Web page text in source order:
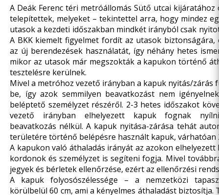
A Deák Ferenc téri metróállomás Sütő utcai
telepítettek, melyeket – tekintettel arra, hogy mindez
utasok a kezdeti időszakban mindkét irányból csak
A BKK kiemelt figyelmet fordít az utasok
az új berendezések használatát, így néhány hetes
mikor az utasok már megszokták a kapukon történő
tesztelésre kerülnek.
Mivel a metróhoz vezető irányban a kapuk nyitás/zárás
be, így azok semmilyen beavatkozást nem
beléptető személyzet részéről. 2-3 hetes időszakot
vezető irányban elhelyezett kapuk fognak
beavatkozás nélkül. A kapuk nyitása-zárása tehát
területére történő belépésre használt kapuk, várhatóan
A kapukon való áthaladás irányát az azokon
kordonok és személyzet is segíteni fogja. Mivel
jegyek és bérletek ellenőrzése, ezért az ellenőrzési
A kapuk folyosószélessége – a nemzetközi
körülbelül 60 cm, ami a kényelmes áthaladást biztosítja.